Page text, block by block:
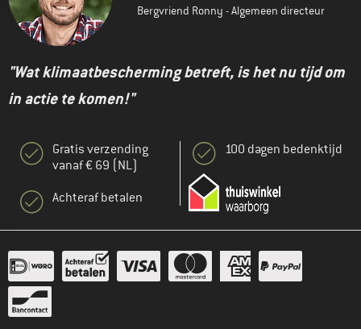
Bergvriend Ronny - Algemeen directeur
"Wat klimaatbescherming betreft, is het nu tijd om
in actie te komen!"
Gratis verzending
vanaf € 69 (NL)
Achteraf betalen
100 dagen bedenktijd